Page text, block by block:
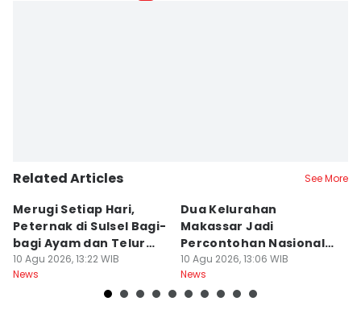
Related Articles See More
Merugi Setiap Hari,
Peternak di Sulsel Bagi-
bagi Ayam dan Telur
Gratis
10 Agu 2026, 13:22 WIB
News
Dua Kelurahan
Makassar Jadi
Percontohan Nasional
Sadar HAM
10 Agu 2026, 13:06 WIB
News